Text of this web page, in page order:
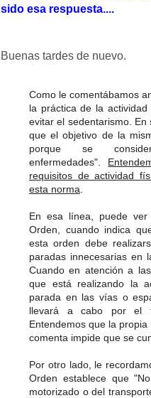
sido esa respuesta....
Buenas tardes de nuevo.
Como le comentábamos
la práctica de la
evitar el sedentarismo.
que el objetivo de la
porque se
enfermedades".
requisitos de actividad
esta norma
En esa línea, puede
Orden, cuando indica
esta orden debe
paradas innecesarias en
Cuando en atención a
que está realizando la
parada en las vías o
llevará a cabo por el
Entendemos que la
comenta impide que se
Por otro lado, le
Orden establece que
motorizado o del